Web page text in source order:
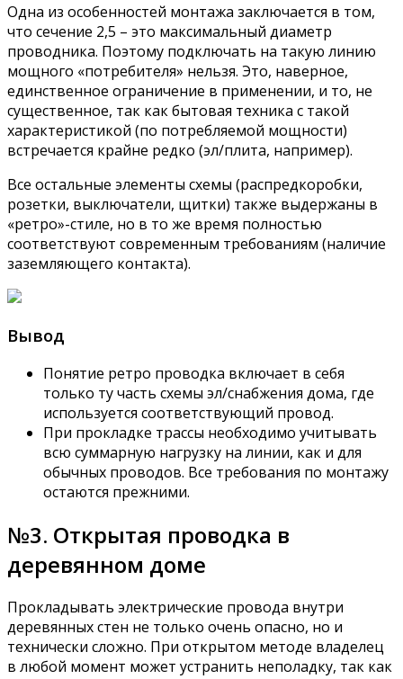
Одна из особенностей монтажа заключается в том,
что сечение 2,5 – это максимальный диаметр
проводника. Поэтому подключать на такую линию
мощного «потребителя» нельзя. Это, наверное,
единственное ограничение в применении, и то, не
существенное, так как бытовая техника с такой
характеристикой (по потребляемой мощности)
встречается крайне редко (эл/плита, например).
Все остальные элементы схемы (распредкоробки,
розетки, выключатели, щитки) также выдержаны в
«ретро»-стиле, но в то же время полностью
соответствуют современным требованиям (наличие
заземляющего контакта).
Вывод
Понятие ретро проводка включает в себя
только ту часть схемы эл/снабжения дома, где
используется соответствующий провод.
При прокладке трассы необходимо учитывать
всю суммарную нагрузку на линии, как и для
обычных проводов. Все требования по монтажу
остаются прежними.
№3. Открытая проводка в
деревянном доме
Прокладывать электрические провода внутри
деревянных стен не только очень опасно, но и
технически сложно. При открытом методе владелец
в любой момент может устранить неполадку, так как